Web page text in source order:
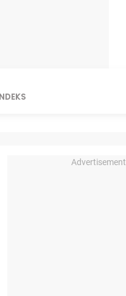
INDEKS
Advertisement